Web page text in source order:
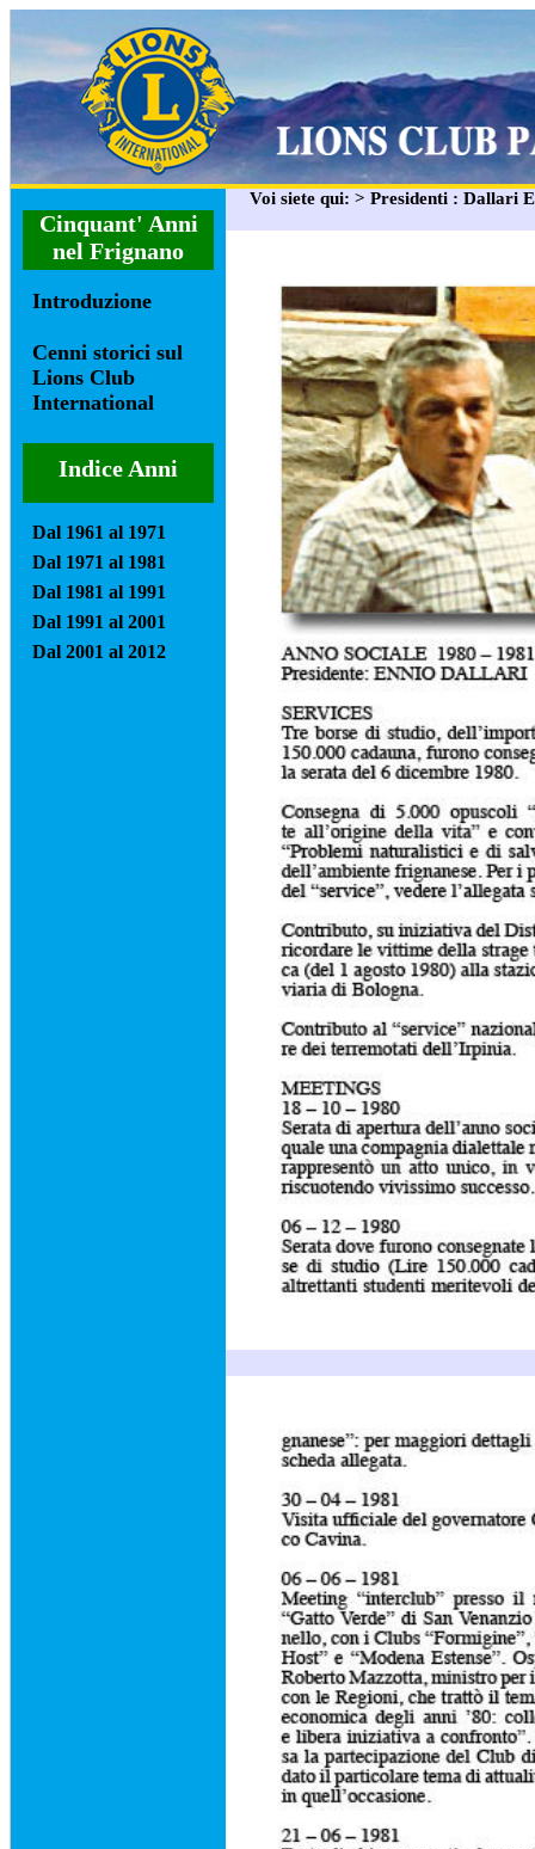
Cinquant' Anni
nel Frignano
Introduzione
Cenni storici sul
Lions Club
International
Indice Anni
Dal 1961 al 1971
Dal 1971 al 1981
Dal 1981 al 1991
Dal 1991 al 2001
Dal 2001 al 2012
Voi siete qui: > Presidenti : Dallari